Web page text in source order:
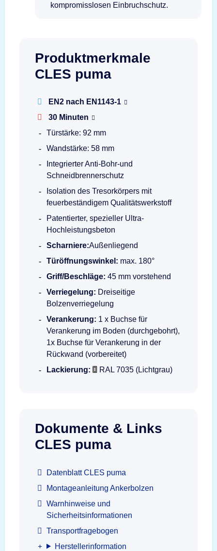
kompromisslosen Einbruchschutz.
Produktmerkmale
CLES puma
EN2 nach EN1143-1
30 Minuten
Türstärke: 92 mm
Wandstärke: 58 mm
Integrierter Anti-Bohr-und
Schneidbrennerschutz
Isolation des Tresorkörpers mit
feuerbeständigem Qualitätswerkstoff
Patentierter, spezieller Ultra-
Hochleistungsbeton
Scharniere:Außenliegend
Türöffnungswinkel: max. 180°
Griff/Beschläge: 45 mm vorstehend
Verriegelung: Dreiseitige
Bolzenverriegelung
Verankerung: 1 x Buchse für
Verankerung im Boden (durchgebohrt),
1x Buchse für Verankerung in der
Rückwand (vorbereitet)
Lackierung:
RAL 7035 (Lichtgrau)
Dokumente & Links
CLES puma
Datenblatt CLES puma
Montageanleitung Ankerbolzen
Warnhinweise und
Sicherheitsinformationen
Transportfragebogen
Herstellerinformation